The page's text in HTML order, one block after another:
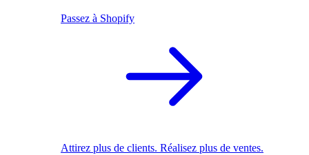
Passez à Shopify
Attirez plus de clients. Réalisez plus de ventes.